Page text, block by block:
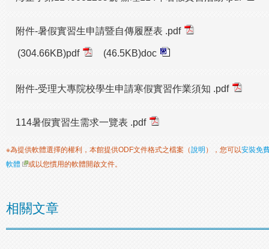
附件-暑假實習生申請暨自傳履歷表 .pdf
(304.66KB)pdf (46.5KB)doc
附件-受理大專院校學生申請寒假實習作業須知 .pdf
114暑假實習生需求一覽表 .pdf
※為提供軟體選擇的權利，本館提供ODF文件格式之檔案（說明 ），您可以安裝免
軟體
或以您慣用的軟體開啟文件。
相關文章